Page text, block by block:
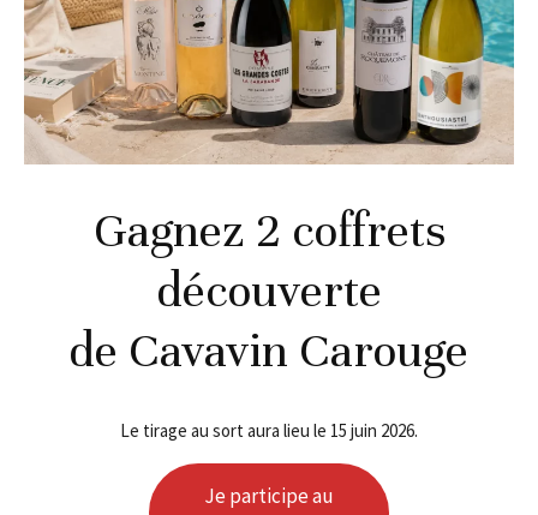
Gagnez 2 coffrets
découverte
de Cavavin Carouge
Le tirage au sort aura lieu le 15 juin 2026.
Je participe au